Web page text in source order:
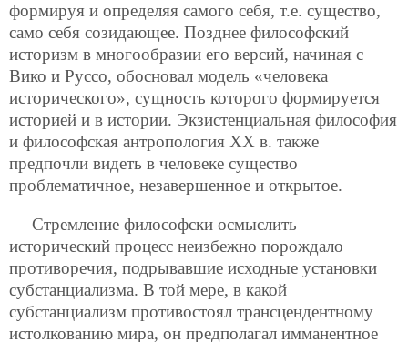
формируя и определяя самого себя, т.е. существо,
само себя созидающее. Позднее философский
историзм в многообразии его версий, начиная с
Вико и Руссо, обосновал модель «человека
исторического», сущность которого формируется
историей и в истории. Экзистенциальная философия
и философская антропология ХХ в. также
предпочли видеть в человеке существо
проблематичное, незавершенное и открытое.
Стремление философски осмыслить
исторический процесс неизбежно порождало
противоречия, подрывавшие исходные установки
субстанциализма. В той мере, в какой
субстанциализм противостоял трансцендентному
истолкованию мира, он предполагал имманентное